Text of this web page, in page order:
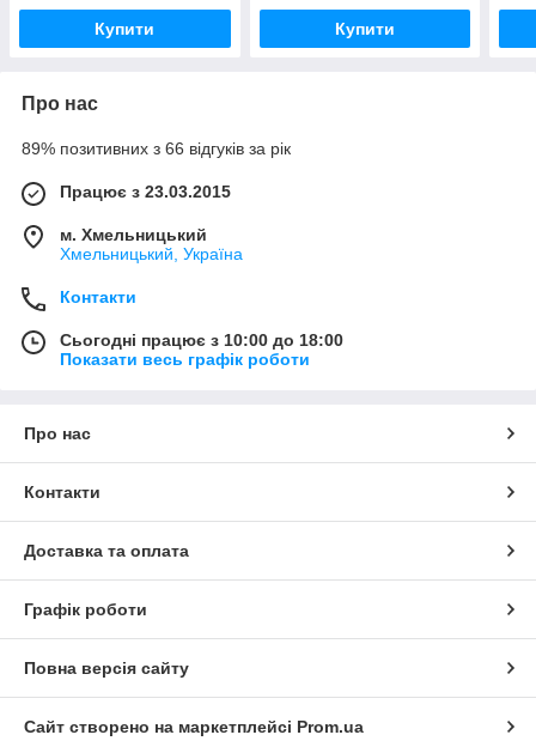
Купити Купити
Про нас
89% позитивних з 66 відгуків за рік
Працює з 23.03.2015
м. Хмельницький
Хмельницький, Україна
Контакти
Сьогодні працює з 10:00 до 18:00
Показати весь графік роботи
Про нас
Контакти
Доставка та оплата
Графік роботи
Повна версія сайту
Сайт створено на маркетплейсі Prom.ua